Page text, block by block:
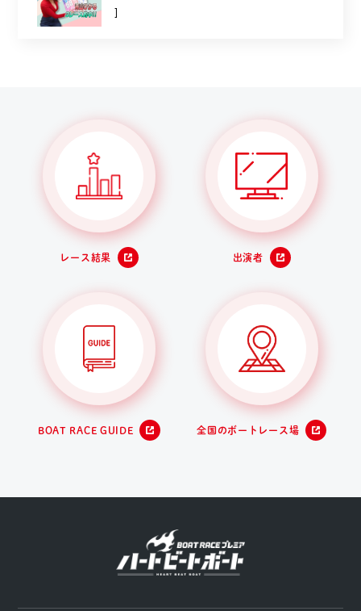
]
レース結果 出演者
BOAT RACE GUIDE 全国のボートレース場